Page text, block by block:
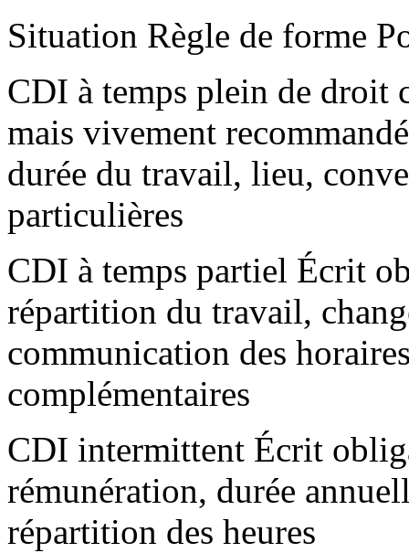
Situation Règle de forme
CDI à temps plein de droit
mais vivement
durée du travail, lieu,
particulières
CDI à temps partiel Écrit
répartition du travail,
communication des
complémentaires
CDI intermittent Écrit
rémunération, durée
répartition des heures